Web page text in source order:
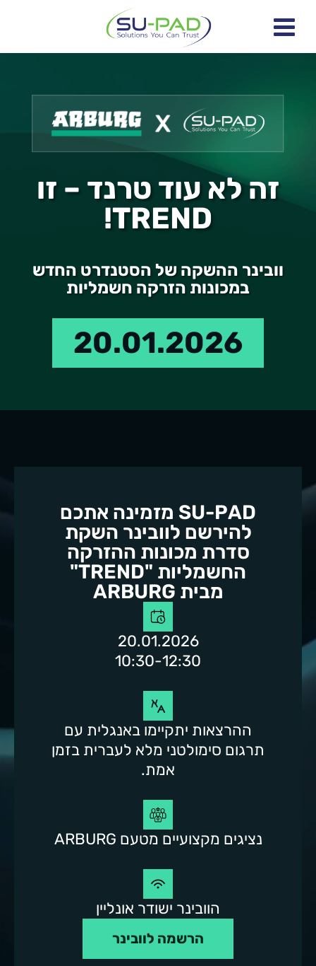
זה לא עוד טרנד – זו
TREND!
וובינר ההשקה של הסטנדרט החדש
במכונות הזרקה חשמליות
20.01.2026
SU-PAD מזמינה אתכם
להירשם לוובינר השקת
סדרת מכונות ההזרקה
החשמליות "TREND"
מבית ARBURG
20.01.2026
10:30-12:30
ההרצאות יתקיימו באנגלית עם
תרגום סימולטני מלא לעברית בזמן
אמת.
נציגים מקצועיים מטעם ARBURG
הוובינר ישודר אונליין
הרשמה לוובינר